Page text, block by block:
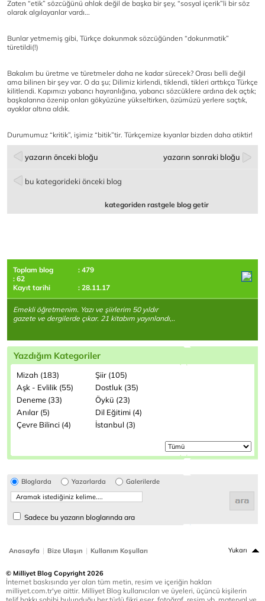
Zaten “etik” sözcüğünü ahlak değil de başka bir şey, “sosyal içerik”li bir söz
olarak algılayanlar vardı...
Bunlar yetmemiş gibi, Türkçe dokunmak sözcüğünden “dokunmatik”
türetildi(!)
Bakalım bu üretme ve türetmeler daha ne kadar sürecek? Orası belli değil
ama bilinen bir şey var. O da şu; Dilimiz kirlendi, tiklendi, tikleri arttıkça Türkçe
kilitlendi. Kapımızı yabancı hayranlığına, yabancı sözcüklere ardına dek açtık;
başkalarına özenip onları gökyüzüne yükseltirken, özümüzü yerlere saçtık,
ayaklar altına aldık.
Durumumuz “kritik”, işimiz “bitik”tir. Türkçemize kıyanlar bizden daha atiktir!
yazarın önceki bloğu yazarın sonraki bloğu
bu kategorideki önceki blog
kategoriden rastgele blog getir
Toplam blog
: 479
: 62
Kayıt tarihi
: 28.11.17
Emekli öğretmenim. Yazı ve şiirlerim 50 yıldır
gazete ve dergilerde çıkar. 21 kitabım yayınlandı,..
Yazdığım Kategoriler
Mizah (183)
Şiir (105)
Aşk - Evlilik (55)
Dostluk (35)
Deneme (33)
Öykü (23)
Anılar (5)
Dil Eğitimi (4)
Çevre Bilinci (4)
İstanbul (3)
Bloglarda Yazarlarda Galerilerde
Sadece bu yazarın bloglarında ara
Anasayfa | Bize Ulaşın | Kullanım Koşulları Yukarı
© Milliyet Blog Copyright 2026
İnternet baskısında yer alan tüm metin, resim ve içeriğin hakları
milliyet.com.tr'ye aittir. Milliyet Blog kullanıcıları ve üyeleri, üçüncü kişilerin